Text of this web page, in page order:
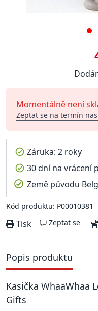
Momentálně není
Zeptat se na termín
Záruka: 2 roky
30 dní na vrácení
Země původu
Kód produktu: P00010381
Tisk Zeptat se
Popis produktu
Kasička WhaaWhaa
Gifts